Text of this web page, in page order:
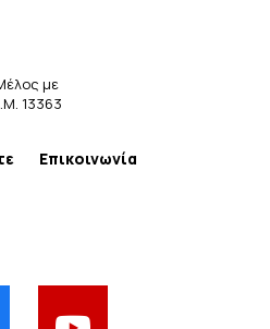
με
13363
Επικοινωνία